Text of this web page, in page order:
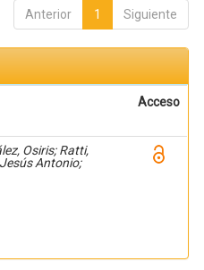
Anterior 1 Siguiente
Acceso
Osiris; Ratti,
Antonio;
Ramírez Cruz,
Granados, Julio;